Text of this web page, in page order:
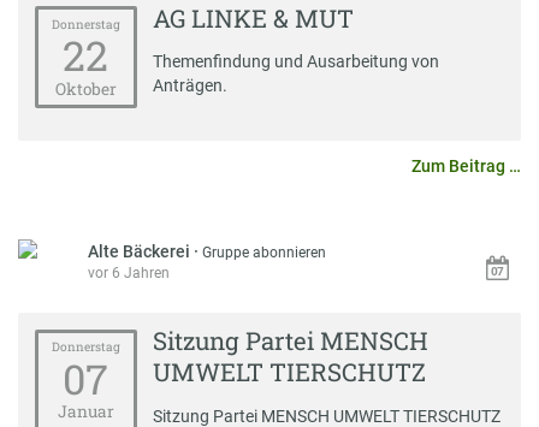
Donnerstag
22
Oktober
AG LINKE & MUT
Themenfindung und Ausarbeitung von
Anträgen.
Zum Beitrag …
Alte Bäckerei ·Gruppe abonnieren
vor 6 Jahren
Donnerstag
07
Januar
Sitzung Partei MENSCH
UMWELT TIERSCHUTZ
Sitzung Partei MENSCH UMWELT TIERSCHUTZ